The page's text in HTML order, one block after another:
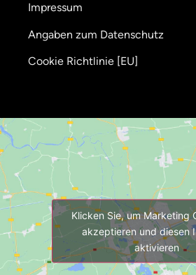
Impressum
Angaben zum Datenschutz
Cookie Richtlinie [EU]
Klicken Sie, um Marketing
akzeptieren und diesen
aktivieren